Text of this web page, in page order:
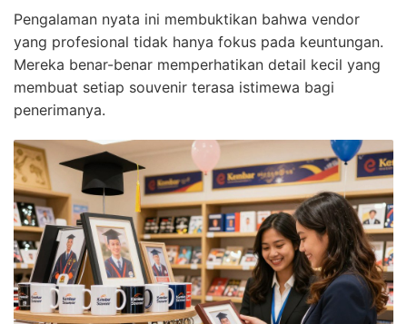
Pengalaman nyata ini membuktikan bahwa vendor
yang profesional tidak hanya fokus pada keuntungan.
Mereka benar-benar memperhatikan detail kecil yang
membuat setiap souvenir terasa istimewa bagi
penerimanya.